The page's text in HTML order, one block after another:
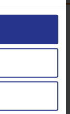
340 gemeenten